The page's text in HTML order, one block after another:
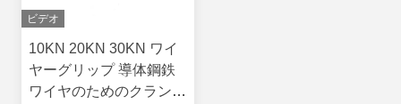
ビデオ
10KN 20KN 30KN ワイ
ヤーグリップ 導体鋼鉄
ワイヤのためのクランプ